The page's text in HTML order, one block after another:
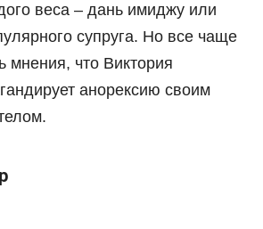
веса – дань имиджу или
супруга. Но все чаще
мнения, что Виктория
анорексию своим